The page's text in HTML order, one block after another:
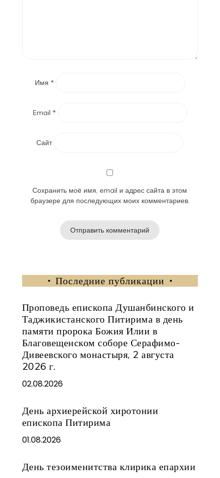
Имя *
Email *
Сайт
Сохранить моё имя, email и адрес сайта в этом
браузере для последующих моих комментариев.
Последние публикации
Проповедь епископа Душанбинского и
Таджикистанского Питирима в день
памяти пророка Божия Илии в
Благовещенском соборе Серафимо-
Дивеевского монастыря, 2 августа
2026 г.
02.08.2026
День архиерейской хиротонии
епископа Питирима
01.08.2026
День тезоименитства клирика епархии